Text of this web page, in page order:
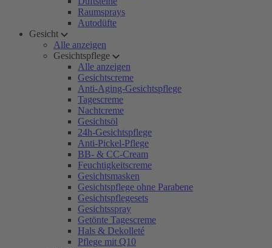
Raumsprays
Autodüfte
Gesicht
Alle anzeigen
Gesichtspflege
Alle anzeigen
Gesichtscreme
Anti-Aging-Gesichtspflege
Tagescreme
Nachtcreme
Gesichtsöl
24h-Gesichtspflege
Anti-Pickel-Pflege
BB- & CC-Cream
Feuchtigkeitscreme
Gesichtsmasken
Gesichtspflege ohne Parabene
Gesichtspflegesets
Gesichtsspray
Getönte Tagescreme
Hals & Dekolleté
Pflege mit Q10